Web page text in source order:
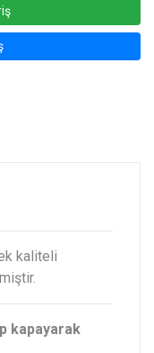
kaliteli
kapayarak